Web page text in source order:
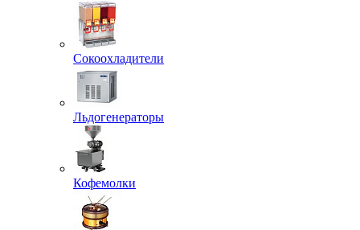
Сокоохладители
Льдогенераторы
Кофемолки